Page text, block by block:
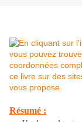
Résumé :